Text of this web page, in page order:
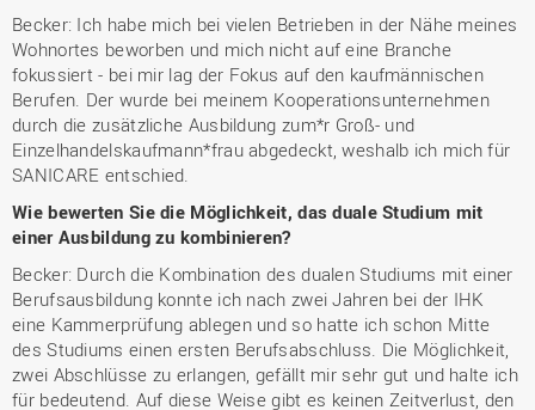
Becker: Ich habe mich bei vielen Betrieben in der Nähe meines
Wohnortes beworben und mich nicht auf eine Branche
fokussiert - bei mir lag der Fokus auf den kaufmännischen
Berufen. Der wurde bei meinem Kooperationsunternehmen
durch die zusätzliche Ausbildung zum*r Groß- und
Einzelhandelskaufmann*frau abgedeckt, weshalb ich mich für
SANICARE entschied.
Wie bewerten Sie die Möglichkeit, das duale Studium mit
einer Ausbildung zu kombinieren?
Becker: Durch die Kombination des dualen Studiums mit einer
Berufsausbildung konnte ich nach zwei Jahren bei der IHK
eine Kammerprüfung ablegen und so hatte ich schon Mitte
des Studiums einen ersten Berufsabschluss. Die Möglichkeit,
zwei Abschlüsse zu erlangen, gefällt mir sehr gut und halte ich
für bedeutend. Auf diese Weise gibt es keinen Zeitverlust, den